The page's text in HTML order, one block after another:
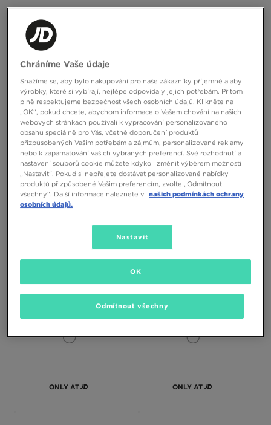
ADIDAS ADISTAR CONTROL 5
2699 Kč
ONLY AT
NEW BALANCE GR530
ONLY AT ONLY AT
Chráníme Vaše údaje
Snažíme se, aby bylo nakupování pro naše zákazníky příjemné a aby
výrobky, které si vybírají, nejlépe odpovídaly jejich potřebám. Přitom
plně respektujeme bezpečnost všech osobních údajů. Klikněte na
„OK“, pokud chcete, abychom informace o Vašem chování na našich
webových stránkách používali k vypracování personalizovaného
obsahu speciálně pro Vás, včetně doporučení produktů
přizpůsobených Vašim potřebám a zájmům, personalizované reklamy
nebo k zapamatování vašich vybraných preferencí. Své rozhodnutí a
nastavení souborů cookie můžete kdykoli změnit výběrem možnosti
„Nastavit“. Pokud si nepřejete dostávat personalizované nabídky
produktů přizpůsobené Vašim preferencím, zvolte „Odmítnout
všechny“. Další informace naleznete v našich podmínkách ochrany
osobních údajů.
Nastavit
Odmítnout všechny
OK